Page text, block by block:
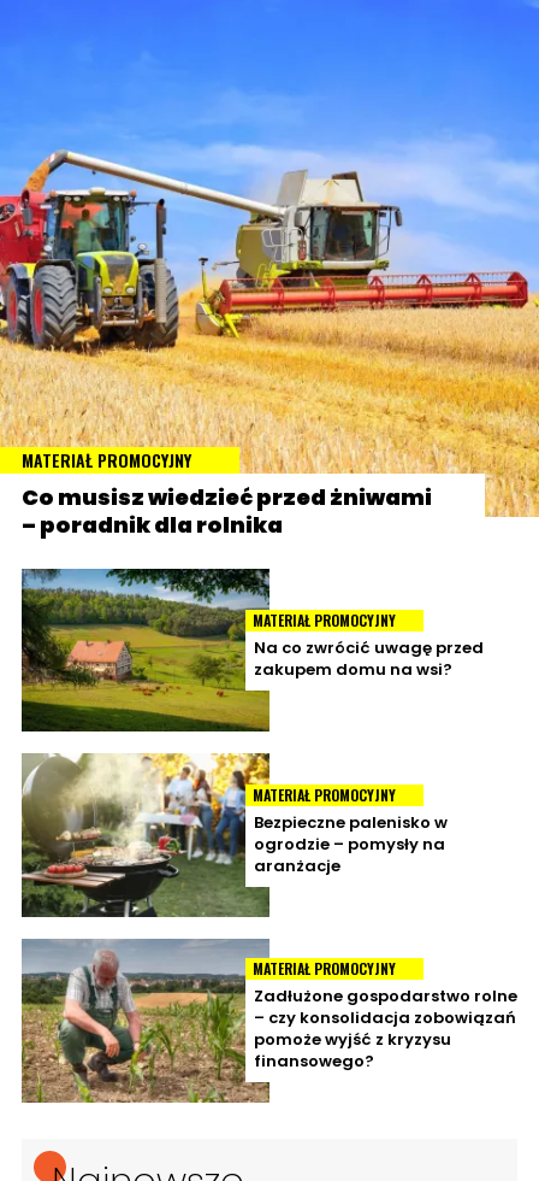
MATERIAŁ PROMOCYJNY
Co musisz wiedzieć przed żniwami
– poradnik dla rolnika
MATERIAŁ PROMOCYJNY
Na co zwrócić uwagę przed
zakupem domu na wsi?
MATERIAŁ PROMOCYJNY
Bezpieczne palenisko w
ogrodzie – pomysły na
aranżacje
MATERIAŁ PROMOCYJNY
Zadłużone gospodarstwo rolne
– czy konsolidacja zobowiązań
pomoże wyjść z kryzysu
finansowego?